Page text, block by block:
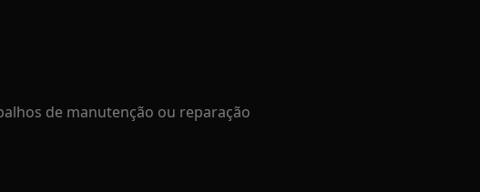
de manutenção ou reparação